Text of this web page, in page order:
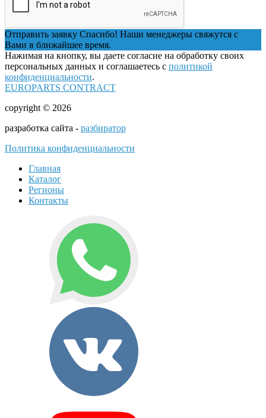
Отправить заявку Спасибо! Наши менеджеры свяжутся с
Вами в ближайшее время.
Нажимая на кнопку, вы даете согласие на обработку своих
персональных данных и соглашаетесь с политикой
конфиденциальности.
EUROPARTS CONTRACT
copyright © 2026
разработка сайта - разбиратор
Политика конфиденциальности
Главная
Каталог
Регионы
Контакты